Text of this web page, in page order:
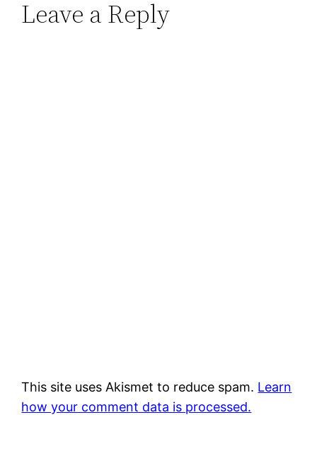
Leave a Reply
This site uses Akismet to reduce spam. Learn
how your comment data is processed.